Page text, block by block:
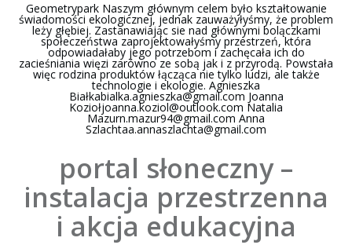
Geometrypark Naszym głównym celem było kształtowanie
świadomości ekologicznej, jednak zauważyłyśmy, że problem
leży głębiej. Zastanawiając sie nad głównymi bolączkami
społeczeństwa zaprojektowałyśmy przestrzeń, która
odpowiadałaby jego potrzebom i zachęcała ich do
zacieśniania więzi zarówno ze sobą jak i z przyrodą. Powstała
więc rodzina produktów łącząca nie tylko ludzi, ale także
technologie i ekologie. Agnieszka
Białkabialka.agnieszka@gmail.com Joanna
Koziołjoanna.koziol@outlook.com Natalia
Mazurn.mazur94@gmail.com Anna
Szlachtaa.annaszlachta@gmail.com
portal słoneczny –
instalacja przestrzenna
i akcja edukacyjna